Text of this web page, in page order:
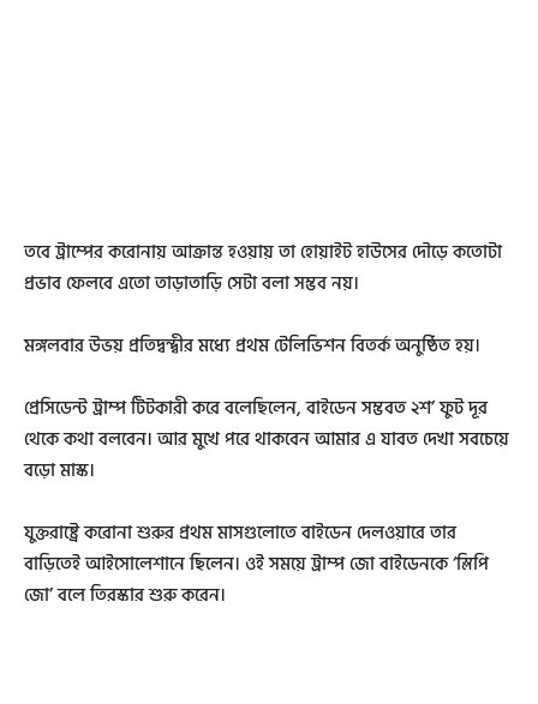
তবে ট্রাম্পের করোনায় আক্রান্ত হওয়ায় তা হোয়াইট হাউসের দৌড়ে কতোটা
প্রভাব ফেলবে এতো তাড়াতাড়ি সেটা বলা সম্ভব নয়।
মঙ্গলবার উভয় প্রতিদ্বন্দ্বীর মধ্যে প্রথম টেলিভিশন বিতর্ক অনুষ্ঠিত হয়।
প্রেসিডেন্ট ট্রাম্প টিটকারী করে বলেছিলেন, বাইডেন সম্ভবত ২শ’ ফুট দূর
থেকে কথা বলবেন। আর মুখে পরে থাকবেন আমার এ যাবত দেখা সবচেয়ে
বড়ো মাস্ক।
যুক্তরাষ্ট্রে করোনা শুরুর প্রথম মাসগুলোতে বাইডেন দেলওয়ারে তার
বাড়িতেই আইসোলেশানে ছিলেন। ওই সময়ে ট্রাম্প জো বাইডেনকে ‘স্লিপি
জো’ বলে তিরস্কার শুরু করেন।